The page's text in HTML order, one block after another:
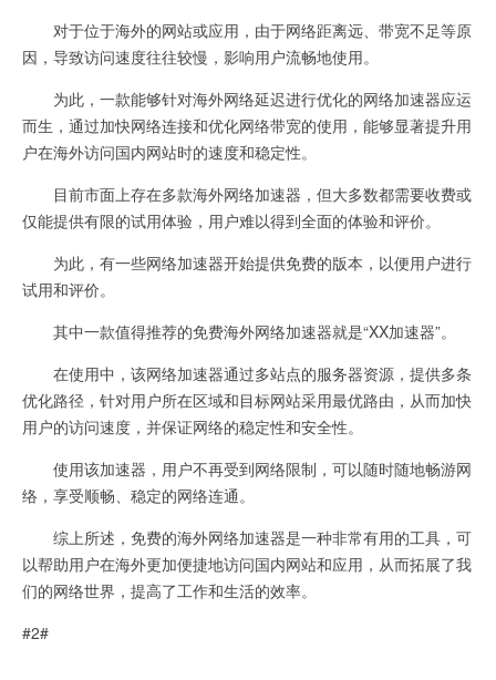
对于位于海外的网站或应用，由于网络距离远、带宽不足等原
因，导致访问速度往往较慢，影响用户流畅地使用。
为此，一款能够针对海外网络延迟进行优化的网络加速器应运
而生，通过加快网络连接和优化网络带宽的使用，能够显著提升用
户在海外访问国内网站时的速度和稳定性。
目前市面上存在多款海外网络加速器，但大多数都需要收费或
仅能提供有限的试用体验，用户难以得到全面的体验和评价。
为此，有一些网络加速器开始提供免费的版本，以便用户进行
试用和评价。
其中一款值得推荐的免费海外网络加速器就是“XX加速器”。
在使用中，该网络加速器通过多站点的服务器资源，提供多条
优化路径，针对用户所在区域和目标网站采用最优路由，从而加快
用户的访问速度，并保证网络的稳定性和安全性。
使用该加速器，用户不再受到网络限制，可以随时随地畅游网
络，享受顺畅、稳定的网络连通。
综上所述，免费的海外网络加速器是一种非常有用的工具，可
以帮助用户在海外更加便捷地访问国内网站和应用，从而拓展了我
们的网络世界，提高了工作和生活的效率。
#2#